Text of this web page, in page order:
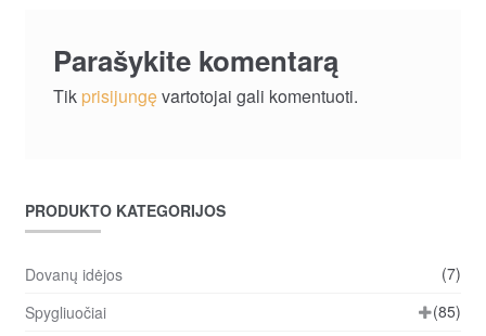
Parašykite komentarą
Tik prisijungęvartotojai gali komentuoti.
PRODUKTO KATEGORIJOS
Dovanų idėjos
(7)
Spygliuočiai
(85)